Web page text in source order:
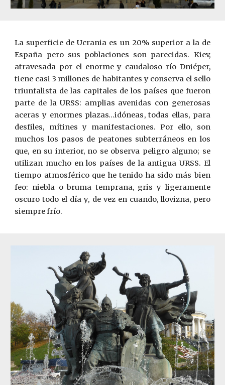
La superficie de Ucrania es un 20% superior a la de
España pero sus poblaciones son parecidas. Kiev,
atravesada por el enorme y caudaloso río Dniéper,
tiene casi 3 millones de habitantes y conserva el sello
triunfalista de las capitales de los países que fueron
parte de la URSS: amplias avenidas con generosas
aceras y enormes plazas…idóneas, todas ellas, para
desfiles, mítines y manifestaciones. Por ello, son
muchos los pasos de peatones subterráneos en los
que, en su interior, no se observa peligro alguno; se
utilizan mucho en los países de la antigua URSS. El
tiempo atmosférico que he tenido ha sido más bien
feo: niebla o bruma temprana, gris y ligeramente
oscuro todo el día y, de vez en cuando, llovizna, pero
siempre frío.